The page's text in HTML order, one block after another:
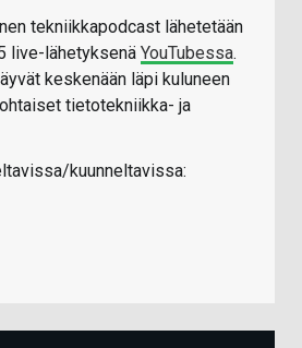
tekniikkapodcast lähetetään
live-lähetyksenä YouTubessa.
keskenään läpi kuluneen
tietotekniikka- ja
kuunneltavissa: